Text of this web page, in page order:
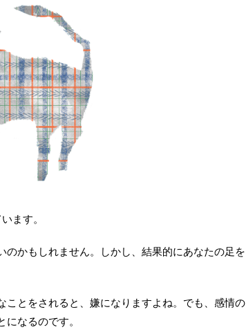
ます。
かもしれません。しかし、結果的にあなたの足を
とをされると、嫌になりますよね。でも、感情の
なるのです。